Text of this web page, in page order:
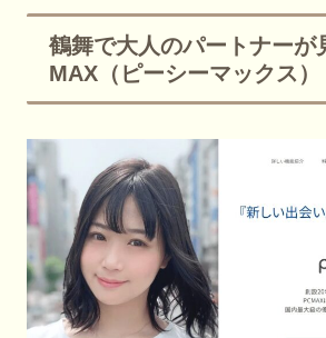
鶴舞で大人のパートナーが
MAX（ピーシーマックス）